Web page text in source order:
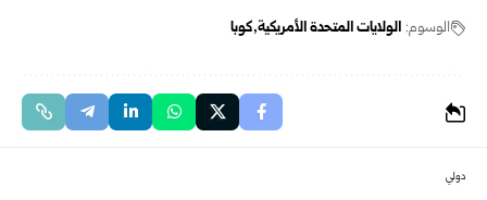
الوسوم: الولايات المتحدة الأمريكية كوبا
دولي